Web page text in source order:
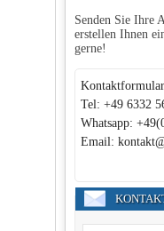
Senden Sie Ihre
erstellen Ihnen
gerne!
Kontaktformular
Tel: +49 6332
Whatsapp:
Email: